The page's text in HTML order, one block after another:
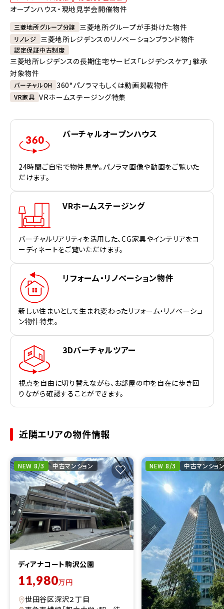
オープンハウス・現地見学会開催物件
三菱地所グループ分譲 三菱地所グループが手掛けた物件
リノレジ 三菱地所レジデンスのリノベーションブランド物件
認定保証中古制度
三菱地所レジデンスの長期住宅サービス「レジデンスケア」継承
対象物件
バーチャルOH 360°パノラマもしくは動画掲載物件
VR家具 VRホームステージング特集
バーチャルオープンハウス
24時間ご自宅で物件見学。パノラマ画像や動画をご覧いた
だけます。
VRホームステージング
バーチャルリアリティを活用した、CG家具やインテリアをコ
ーディネートをご覧いただけます。
リフォーム・リノベーション物件
新しい住まいとして生まれ変わったリフォーム・リノベーショ
ン物件特集。
3Dバーチャルツアー
視点を自由に切り替えながら、お部屋の中を自在に歩き回
りながら確認することができます。
近隣エリアの物件情報
NEW 8/3 中古マンション
ディアナコート駒沢公園
11,980万円
世田谷区深沢２丁目
NEW 8/3 中古マンショ